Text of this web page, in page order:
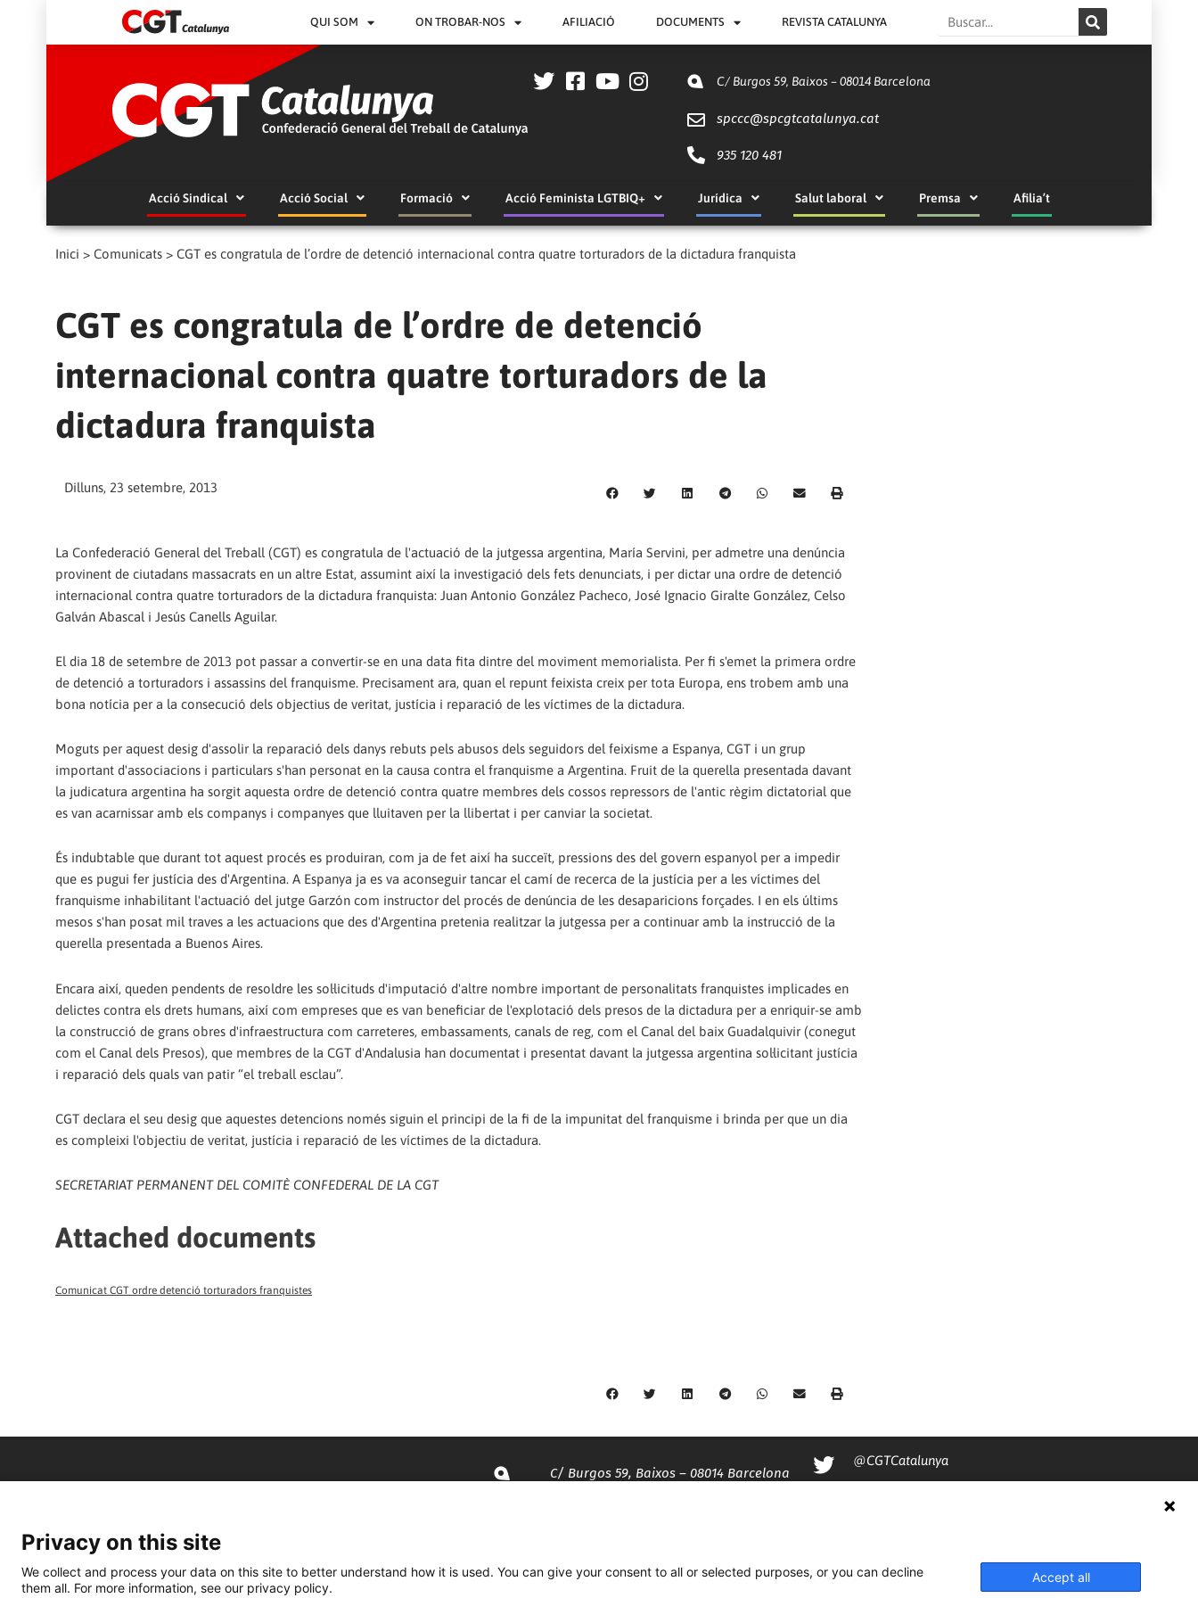
QUI SOM ON TROBAR-NOS AFILIACIÓ DOCUMENTS REVISTA CATALUNYA Search
C/ Burgos 59, Baixos – 08014 Barcelona
spccc@spcgtcatalunya.cat
935 120 481
Acció Sindical Acció Social Formació Acció Feminista LGTBIQ+ Jurídica Salut laboral Premsa Afilia’t
Inici > Comunicats > CGT es congratula de l’ordre de detenció internacional contra quatre torturadors de la dictadura franquista
CGT es congratula de l’ordre de detenció
internacional contra quatre torturadors de la
dictadura franquista
Dilluns, 23 setembre, 2013
La Confederació General del Treball (CGT) es congratula de l'actuació de la jutgessa argentina, María Servini, per admetre una denúncia
provinent de ciutadans massacrats en un altre Estat, assumint així la investigació dels fets denunciats, i per dictar una ordre de detenció
internacional contra quatre torturadors de la dictadura franquista: Juan Antonio González Pacheco, José Ignacio Giralte González, Celso
Galván Abascal i Jesús Canells Aguilar.
El dia 18 de setembre de 2013 pot passar a convertir-se en una data fita dintre del moviment memorialista. Per fi s'emet la primera ordre
de detenció a torturadors i assassins del franquisme. Precisament ara, quan el repunt feixista creix per tota Europa, ens trobem amb una
bona notícia per a la consecució dels objectius de veritat, justícia i reparació de les víctimes de la dictadura.
Moguts per aquest desig d'assolir la reparació dels danys rebuts pels abusos dels seguidors del feixisme a Espanya, CGT i un grup
important d'associacions i particulars s'han personat en la causa contra el franquisme a Argentina. Fruit de la querella presentada davant
la judicatura argentina ha sorgit aquesta ordre de detenció contra quatre membres dels cossos repressors de l'antic règim dictatorial que
es van acarnissar amb els companys i companyes que lluitaven per la llibertat i per canviar la societat.
És indubtable que durant tot aquest procés es produiran, com ja de fet així ha succeït, pressions des del govern espanyol per a impedir
que es pugui fer justícia des d'Argentina. A Espanya ja es va aconseguir tancar el camí de recerca de la justícia per a les víctimes del
franquisme inhabilitant l'actuació del jutge Garzón com instructor del procés de denúncia de les desaparicions forçades. I en els últims
mesos s'han posat mil traves a les actuacions que des d'Argentina pretenia realitzar la jutgessa per a continuar amb la instrucció de la
querella presentada a Buenos Aires.
Encara així, queden pendents de resoldre les sol·licituds d'imputació d'altre nombre important de personalitats franquistes implicades en
delictes contra els drets humans, així com empreses que es van beneficiar de l'explotació dels presos de la dictadura per a enriquir-se amb
la construcció de grans obres d'infraestructura com carreteres, embassaments, canals de reg, com el Canal del baix Guadalquivir (conegut
com el Canal dels Presos), que membres de la CGT d'Andalusia han documentat i presentat davant la jutgessa argentina sol·licitant justícia
i reparació dels quals van patir “el treball esclau”.
CGT declara el seu desig que aquestes detencions només siguin el principi de la fi de la impunitat del franquisme i brinda per que un dia
es compleixi l'objectiu de veritat, justícia i reparació de les víctimes de la dictadura.
SECRETARIAT PERMANENT DEL COMITÈ CONFEDERAL DE LA CGT
Attached documents
Comunicat CGT ordre detenció torturadors franquistes
C/ Burgos 59, Baixos – 08014 Barcelona
935 120 481
@CGTCatalunya
Privacy on this site
We collect and process your data on this site to better understand how it is used. You can give your consent to all or selected purposes, or you can decline
them all. For more information, see our privacy policy.
Accept all